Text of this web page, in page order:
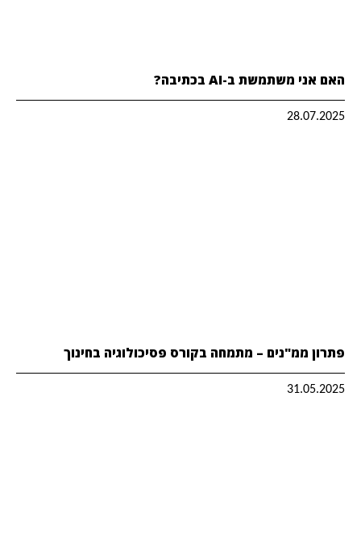
האם אני משתמשת ב-AI בכתיבה?
28.07.2025
פתרון ממ"נים – מתמחה בקורס פסיכולוגיה בחינוך
31.05.2025